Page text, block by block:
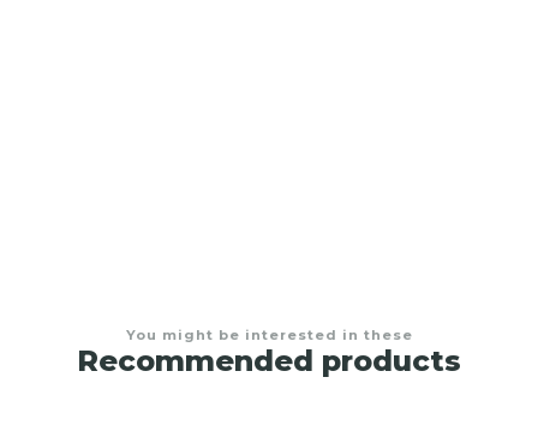
You might be interested in these
Recommended products